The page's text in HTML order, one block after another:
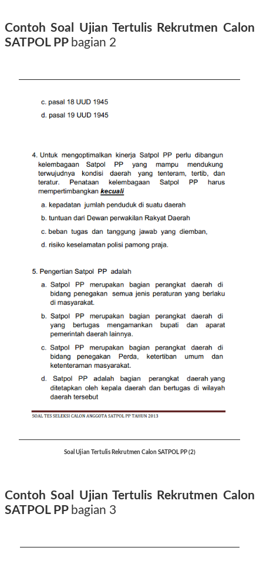
Contoh Soal Ujian Tertulis Rekrutmen Calon
SATPOL PP bagian 2
Soal Ujian Tertulis Rekrutmen Calon SATPOL PP (2)
Contoh Soal Ujian Tertulis Rekrutmen Calon
SATPOL PP bagian 3